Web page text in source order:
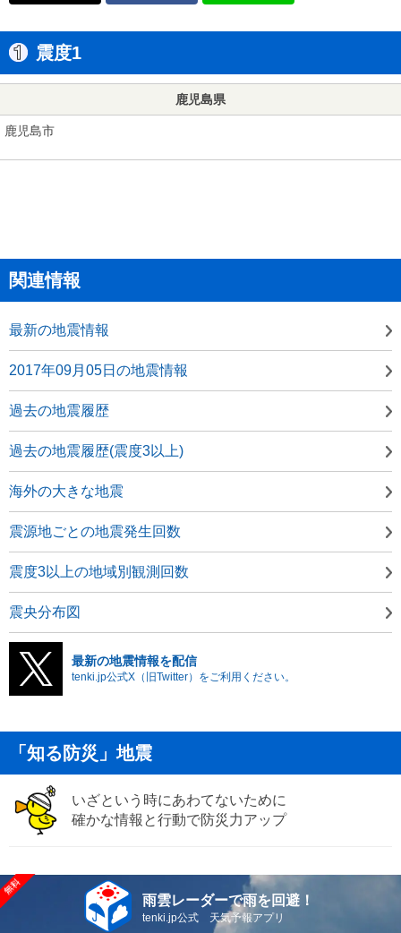
震度1
鹿児島県
鹿児島市
関連情報
最新の地震情報
2017年09月05日の地震情報
過去の地震履歴
過去の地震履歴(震度3以上)
海外の大きな地震
震源地ごとの地震発生回数
震度3以上の地域別観測回数
震央分布図
最新の地震情報を配信
tenki.jp公式X（旧Twitter）をご利用ください。
「知る防災」地震
いざという時にあわてないために
確かな情報と行動で防災力アップ
雨雲レーダーで雨を回避！
tenki.jp公式 天気予報アプリ